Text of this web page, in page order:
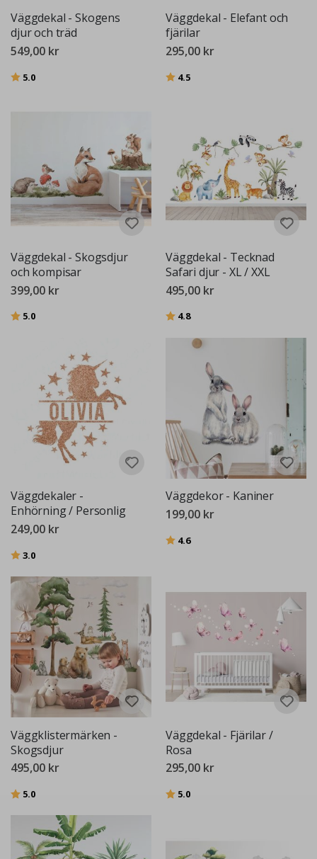
Väggdekal - Skogens
djur och träd
549,00 kr
Betyg:
5.0
Väggdekal - Elefant och
fjärilar
295,00 kr
Betyg:
4.5
Väggdekal - Skogsdjur
och kompisar
399,00 kr
Betyg:
5.0
Väggdekal - Tecknad
Safari djur - XL / XXL
495,00 kr
Betyg:
4.8utav 5 stjärnor
Väggdekaler -
Enhörning / Personlig
249,00 kr
Betyg:
3.0
Väggdekor - Kaniner
199,00 kr
Betyg:
4.6utav 5 stjärnor
Väggklistermärken -
Skogsdjur
495,00 kr
Betyg:
5.0
Väggdekal - Fjärilar /
Rosa
295,00 kr
Betyg:
5.0